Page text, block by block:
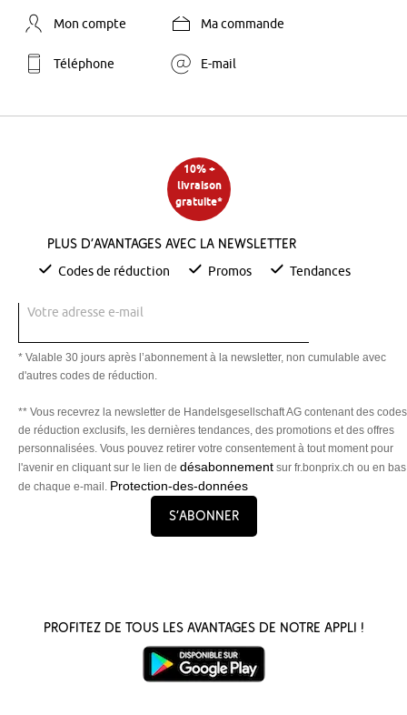
Mon compte Ma commande
Téléphone E-mail
10% +
livraison
gratuite*
Plus d’avantages avec la newsletter
Codes de réduction Promos Tendances
Votre adresse e-mail
* Valable 30 jours après l’abonnement à la newsletter, non cumulable avec
d'autres codes de réduction.
** Vous recevrez la newsletter de Handelsgesellschaft AG contenant des codes
de réduction exclusifs, les dernières tendances, des promotions et des offres
personnalisées. Vous pouvez retirer votre consentement à tout moment pour
l'avenir en cliquant sur le lien de désabonnement sur fr.bonprix.ch ou en bas
de chaque e-mail. Protection-des-données
S’abonner
Profitez de tous les avantages de notre appli !